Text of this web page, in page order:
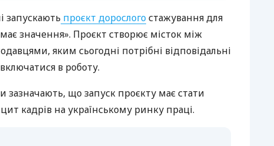
запускають проєкт дорослогостажування для
значення». Проєкт створює місток між
яким сьогодні потрібні відповідальні
в роботу.
зазначають, що запуск проєкту має стати
кадрів на українському ринку праці.